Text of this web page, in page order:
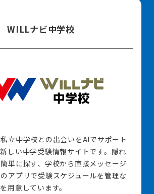
WILLナビ中学校
立中学校との出会いをAIでサポート
しい中学受験情報サイトです。隠れ
単に探す、学校から直接メッセージ
アプリで受験スケジュールを管理な
用意しています。